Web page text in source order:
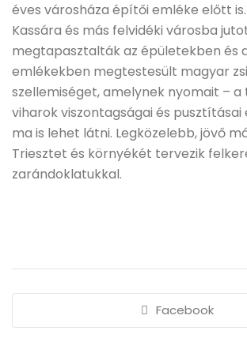
éves városháza építői emléke előtt
Kassára és más felvidéki városba
megtapasztalták az épületekben és
emlékekben megtestesült magyar
szellemiséget, amelynek nyomait –
viharok viszontagságai és pusztításai
ma is lehet látni. Legközelebb, jövő
Triesztet és környékét tervezik
zarándoklatukkal.
Facebook